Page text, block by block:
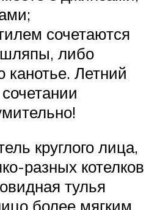
сочетаются
либо
Летний
круглого лица,
разных котелков
тулья
более мягким.